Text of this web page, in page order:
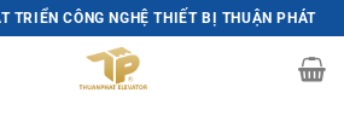
TRIỂN CÔNG NGHỆ THIẾT BỊ THUẬN PHÁT